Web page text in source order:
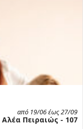
από 19/06 έως 27/09
Αλέα Πειραιώς - 107